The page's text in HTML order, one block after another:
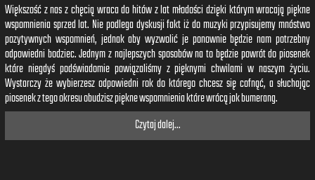
Większość z nas z chęcią wraca do hitów z lat młodości dzięki którym wracają piękne
wspomnienia sprzed lat. Nie podlega dyskusji fakt iż do muzyki przypisujemy mnóstwo
pozytywnych wspomnień, jednak aby wyzwolić je ponownie będzie nam potrzebny
odpowiedni bodziec. Jednym z najlepszych sposobów na to będzie powrót do piosenek
które niegdyś podświadomie powiązaliśmy z pięknymi chwilami w naszym życiu.
Wystarczy że wybierzesz odpowiedni rok do którego chcesz się cofnąć, a słuchając
piosenek z tego okresu obudzisz piękne wspomnienia które wrócą jak bumerang.
Czytaj dalej...